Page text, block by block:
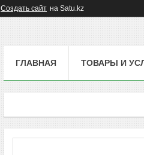
Создать сайт на Satu.kz
ГЛАВНАЯ ТОВАРЫ И